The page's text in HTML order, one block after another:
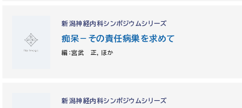
新潟神経内科シンポジウムシリーズ
痴呆－その責任病巣を求めて
編：宮武 正，ほか
新潟神経内科シンポジウムシリーズ